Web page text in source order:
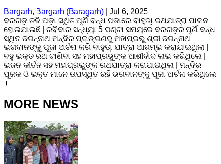
Bargarh, Bargarh (Baragarh)
Jul 6, 2025
ବରଗଡ଼ ତଳି ପଡ଼ା ସ୍ଥିତ ପୂର୍ଣି ବନ୍ଧ ପଡାରେ ବାହୁଡା଼ ରଥଯାତ୍ରା ପାଳନ
ହୋଇଯାଇଛି | ରବିବାର ସନ୍ଧ୍ୟା 5 ଘଣ୍ଟା ସମୟରେ ବରଗଡ଼ର ପୂର୍ଣି ବନ୍ଧ
ସ୍ଥିତ ଜଗନ୍ନାଥ ମନ୍ଦିର ପ୍ରାଙ୍ଗଣରୁ ମହାପ୍ରଭୁ ଶ୍ରୀ ଜଗନ୍ନାଥ
ଭଗବାନଙ୍କୁ ପୂଜା ଅର୍ଚନା କରି ବାହୁଡା଼ ଯାତ୍ରା ଆରମ୍ଭ କରାଯାଇଥିଲା |
ବହୁ ଭକ୍ତ ରଥ ଟାଣିବା ସହ ମହାପ୍ରଭୁଙ୍କ ଆଶୀର୍ବାଦ ଲାଭ କରିଥିଲେ |
ଭଜନ କୀର୍ତନ ସହ ମହାପ୍ରଭୁଙ୍କ ରଥଯାତ୍ରା କରାଯାଇଥିଲା | ମନ୍ଦିର
ପୂଜକ ଓ ଭକ୍ତ ମାନେ ଉପସ୍ଥିତ ରହି ଭଗବାନଙ୍କୁ ପୂଜା ଅର୍ଚନା କରିଥିଲେ
।
MORE NEWS